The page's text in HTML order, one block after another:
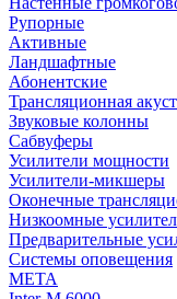
Рупорные
Активные
Ландшафтные
Абонентские
Трансляционная
Звуковые колонны
Сабвуферы
Усилители мощности
Усилители-микшеры
Оконечные
Низкоомные
Предварительные
Системы оповещения
МЕТА